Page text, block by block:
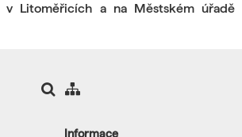
v Litoměřicích a na Městském úřadě
Informace